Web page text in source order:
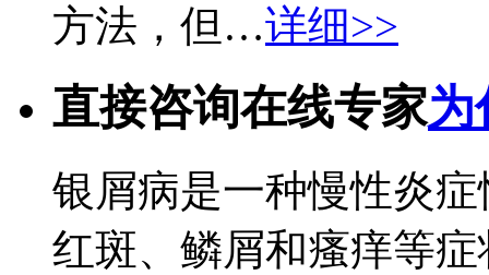
方法，但…详细>>
直接咨询在线专家为
银屑病是一种慢性炎
红斑、鳞屑和瘙痒等